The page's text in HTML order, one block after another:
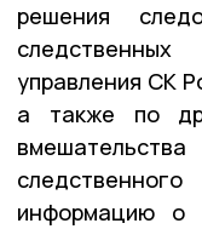
решения
управления СК
а также по
информацию о